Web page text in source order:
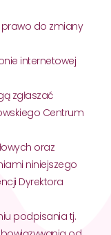
do zmiany
internetowej
zgłaszać
Centrum
oraz
niniejszego
Dyrektora
podpisania tj.